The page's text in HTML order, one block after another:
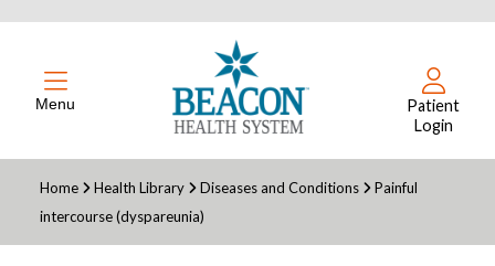
Menu
Patient
Login
Home Health Library Diseases and Conditions
Painful
intercourse (dyspareunia)